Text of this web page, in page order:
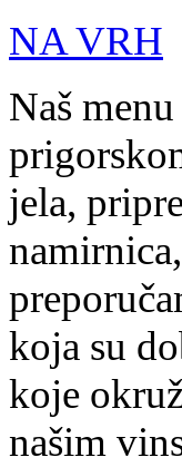
NA VRH
Naš
jela,
koja su
koje
našim